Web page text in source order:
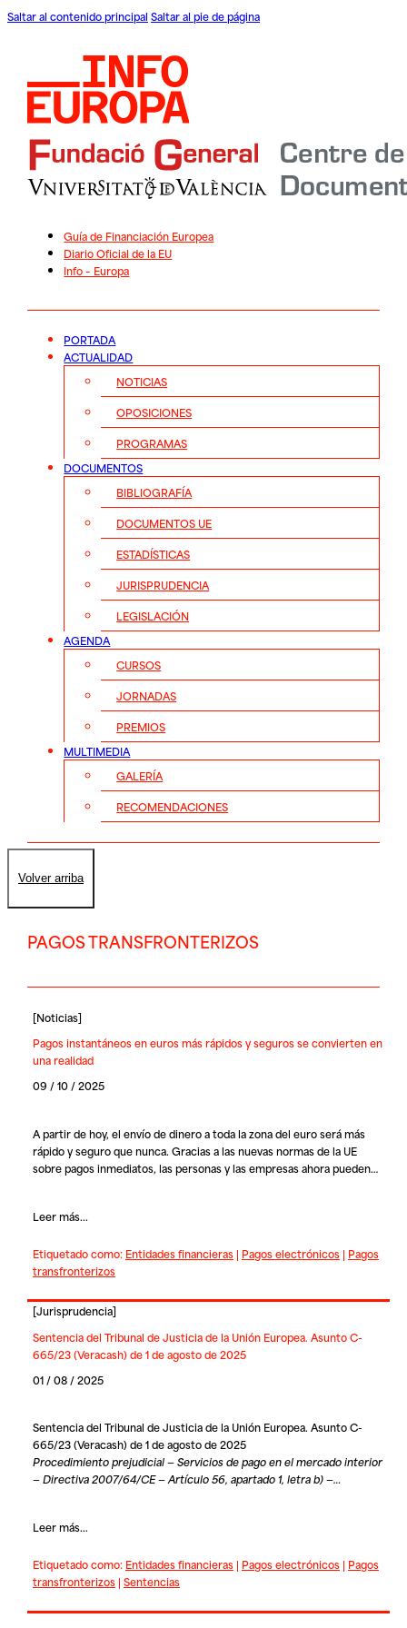
Saltar al contenido principal Saltar al pie de página
Guía de Financiación Europea
Diario Oficial de la EU
Info – Europa
PORTADA
ACTUALIDAD
NOTICIAS
OPOSICIONES
PROGRAMAS
DOCUMENTOS
BIBLIOGRAFÍA
DOCUMENTOS UE
ESTADÍSTICAS
JURISPRUDENCIA
LEGISLACIÓN
AGENDA
CURSOS
JORNADAS
PREMIOS
MULTIMEDIA
GALERÍA
RECOMENDACIONES
Volver arriba
PAGOS TRANSFRONTERIZOS
[Noticias]
Pagos instantáneos en euros más rápidos y seguros se convierten en
una realidad
09 / 10 / 2025
A partir de hoy, el envío de dinero a toda la zona del euro será más
rápido y seguro que nunca. Gracias a las nuevas normas de la UE
sobre pagos inmediatos, las personas y las empresas ahora pueden…
Leer más...
Etiquetado como: Entidades financieras| Pagos electrónicos| Pagos
transfronterizos
[Jurisprudencia]
Sentencia del Tribunal de Justicia de la Unión Europea. Asunto C-
665/23 (Veracash) de 1 de agosto de 2025
01 / 08 / 2025
Sentencia del Tribunal de Justicia de la Unión Europea. Asunto C-
665/23 (Veracash) de 1 de agosto de 2025
Procedimiento prejudicial — Servicios de pago en el mercado interior
— Directiva 2007/64/CE — Artículo 56, apartado 1, letra b) —…
Leer más...
Etiquetado como: Entidades financieras| Pagos electrónicos| Pagos
transfronterizos| Sentencias